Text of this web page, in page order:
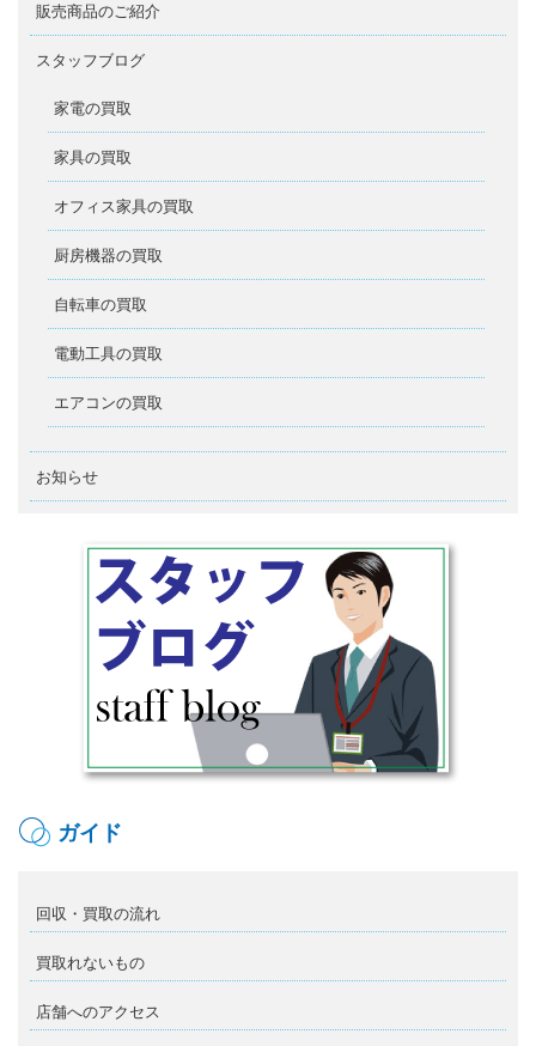
販売商品のご紹介
スタッフブログ
家電の買取
家具の買取
オフィス家具の買取
厨房機器の買取
自転車の買取
電動工具の買取
エアコンの買取
お知らせ
ガイド
回収・買取の流れ
買取れないもの
店舗へのアクセス